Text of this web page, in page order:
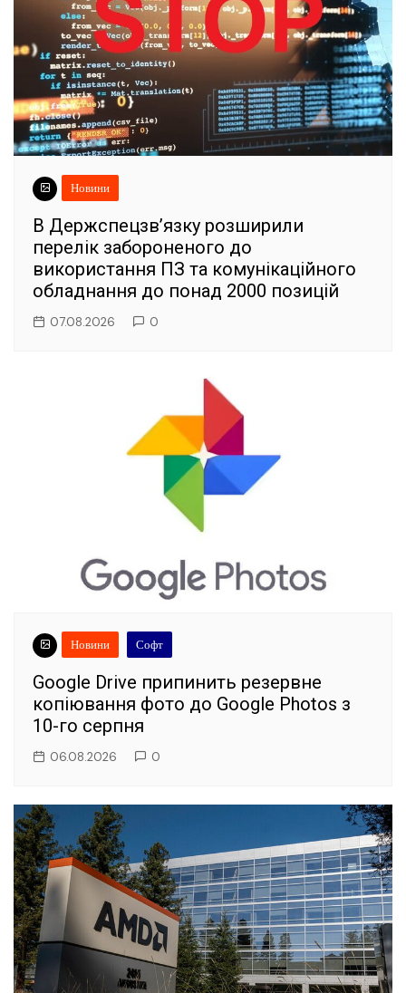
Новини
В Держспецзв’язку розширили
перелік забороненого до
використання ПЗ та комунікаційного
обладнання до понад 2000 позицій
07.08.2026 0
Новини Софт
Google Drive припинить резервне
копіювання фото до Google Photos з
10-го серпня
06.08.2026 0